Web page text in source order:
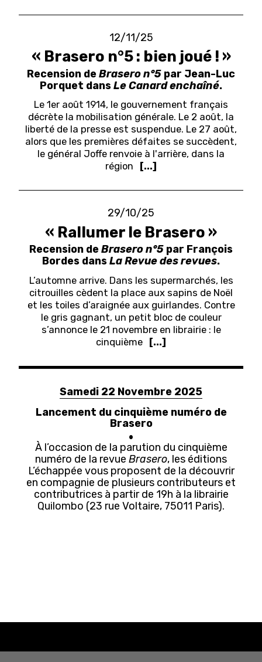
12/11/25
« Brasero n°5 : bien joué ! »
Recension deBrasero n°5 par Jean-Luc
Porquet dans Le Canard enchaîné.
Le 1er août 1914, le gouvernement français
décrète la mobilisation générale. Le 2 août, la
liberté de la presse est suspendue. Le 27 août,
alors que les premières défaites se succèdent,
le général Joffe renvoie à l'arrière, dans la
région
[...]
29/10/25
« Rallumer le Brasero »
Recension deBrasero n°5 par François
Bordes dans La Revue des revues.
L’automne arrive. Dans les supermarchés, les
citrouilles cèdent la place aux sapins de Noël
et les toiles d’araignée aux guirlandes. Contre
le gris gagnant, un petit bloc de couleur
s’annonce le 21 novembre en librairie : le
cinquième [...]
Samedi 22 Novembre 2025
Lancement du cinquième numéro de
Brasero
À l’occasion de la parution du cinquième
numéro de la revue Brasero, les éditions
L’échappée vous proposent de la découvrir
en compagnie de plusieurs contributeurs et
contributrices à partir de 19h à la librairie
Quilombo (23 rue Voltaire, 75011 Paris).